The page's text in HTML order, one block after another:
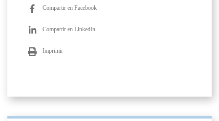
Compartir en Facebook
Compartir en LinkedIn
Imprimir